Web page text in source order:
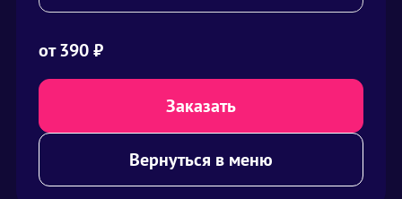
от390₽
Заказать
Вернуться в меню